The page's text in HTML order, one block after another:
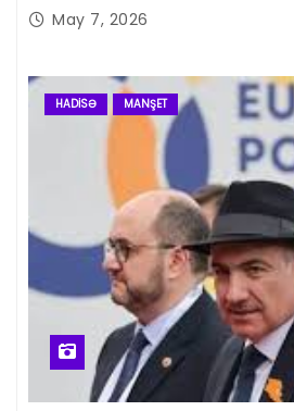
May 7, 2026
HADISƏ MANŞET